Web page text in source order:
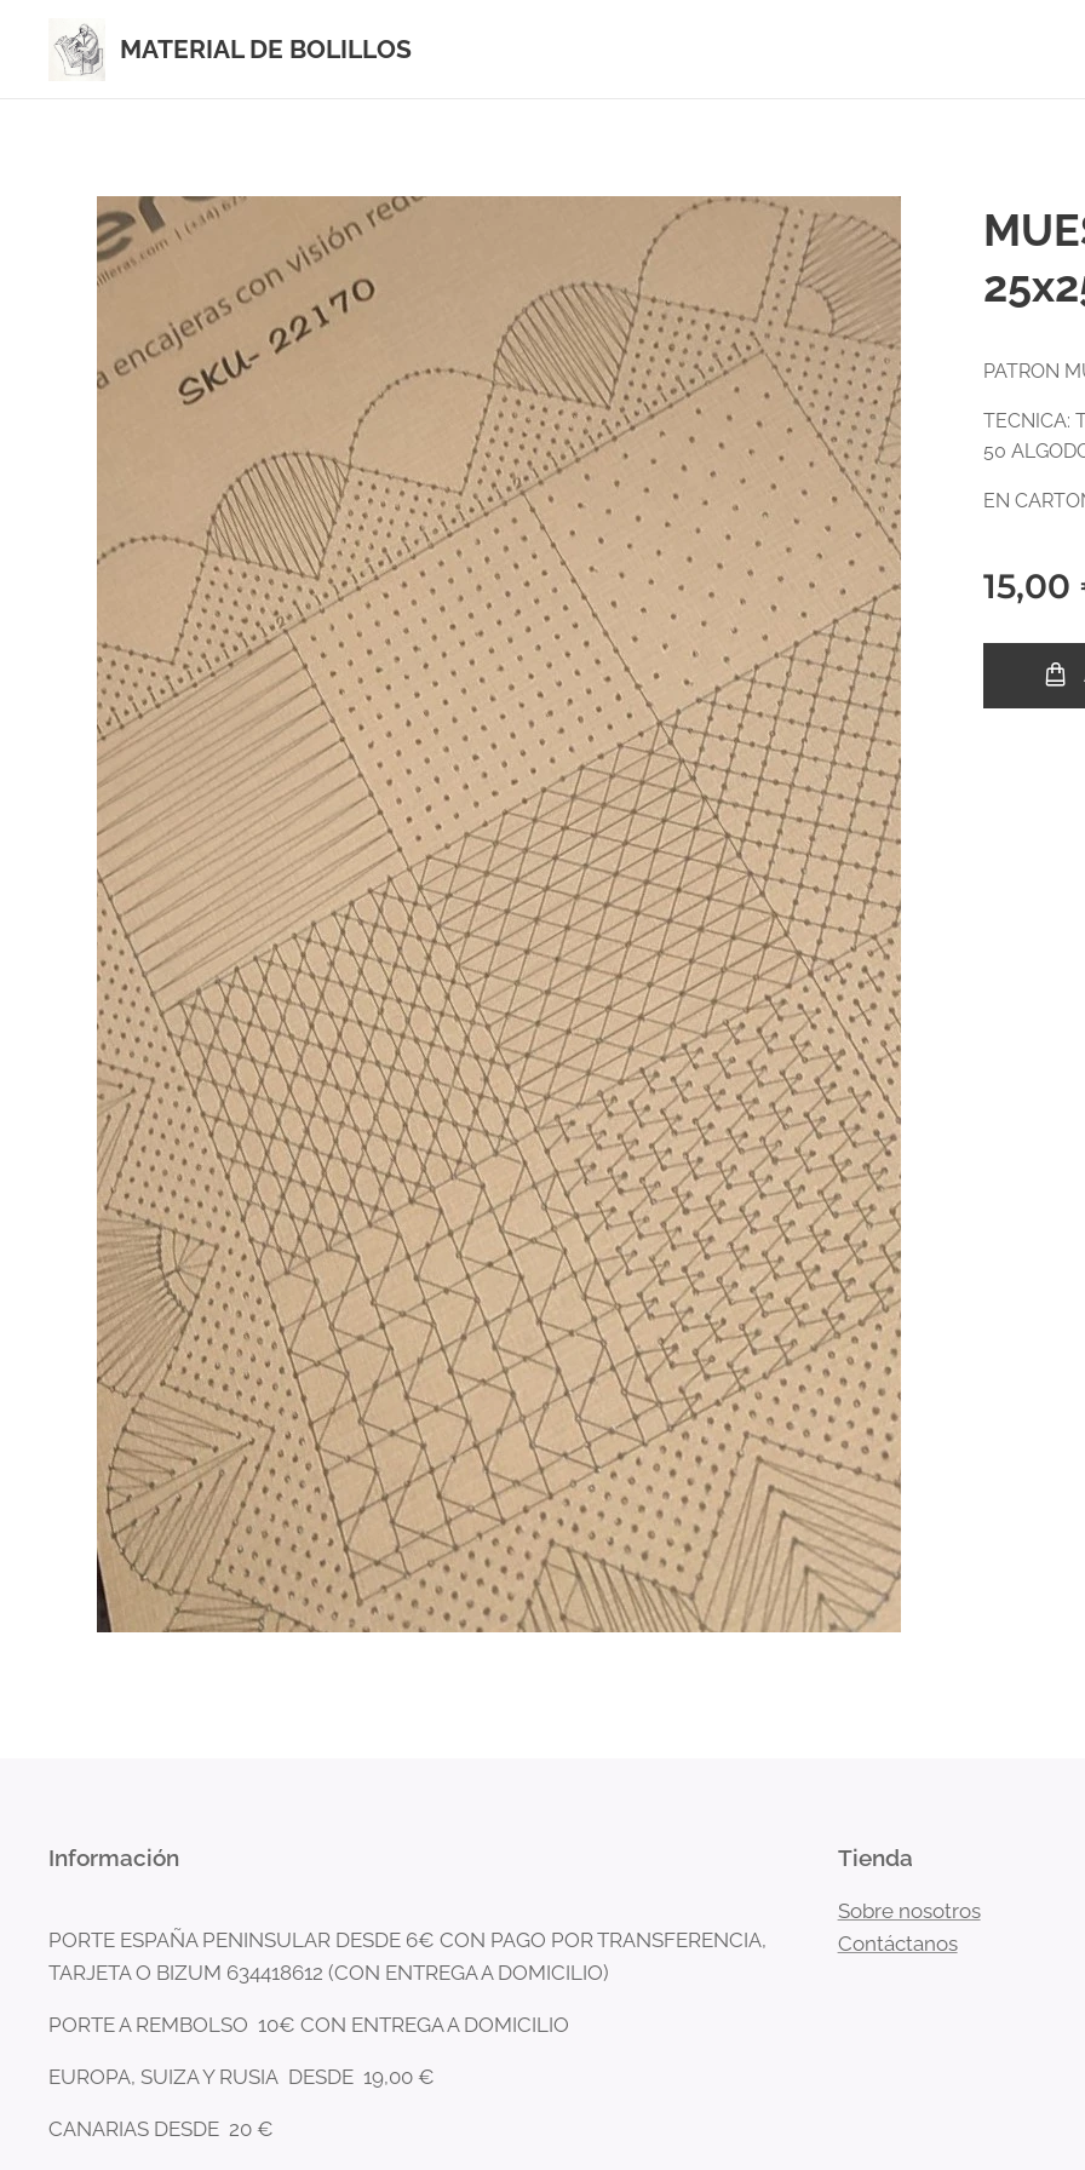
MATERIAL DE BOLILLOS
PATRON
TECNICA:
50
EN
15,00
Información
PORTE ESPAÑA PENINSULAR DESDE 6€ CON PAGO POR TRANSFERENCIA,
TARJETA O BIZUM 634418612 (CON ENTREGA A DOMICILIO)
PORTE A REMBOLSO 10€ CON ENTREGA A DOMICILIO
EUROPA, SUIZA Y RUSIA DESDE 19,00 €
CANARIAS DESDE 20 €
Tienda
Sobre nosotros
Contáctanos